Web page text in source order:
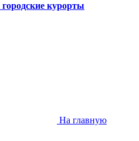
курорты
На главную